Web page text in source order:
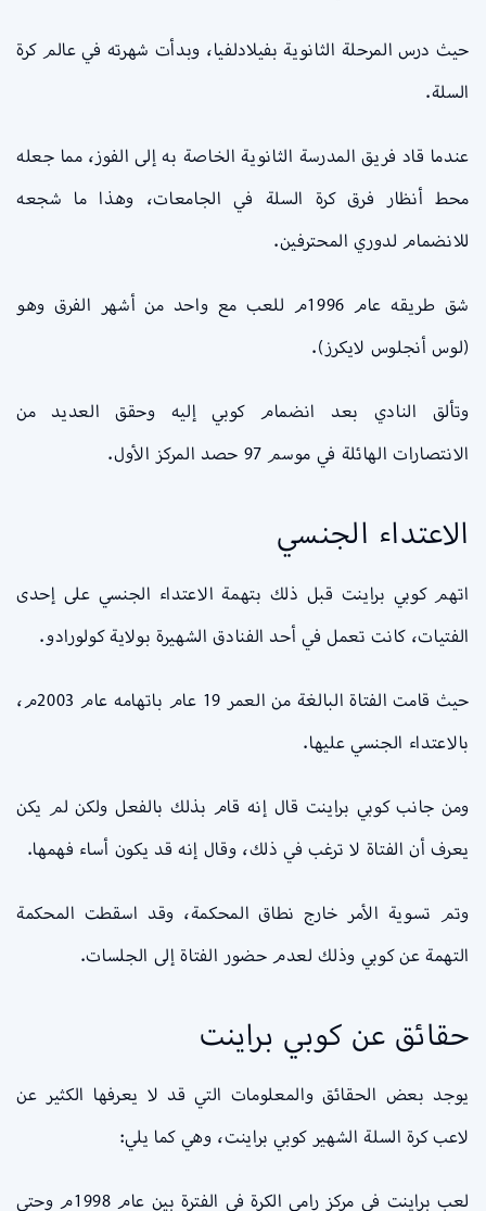
حيث درس المرحلة الثانوية بفيلادلفيا، وبدأت شهرته في عالم كرة
السلة.
عندما قاد فريق المدرسة الثانوية الخاصة به إلى الفوز، مما جعله
محط أنظار فرق كرة السلة في الجامعات، وهذا ما شجعه
للانضمام لدوري المحترفين.
شق طريقه عام 1996م للعب مع واحد من أشهر الفرق وهو
(لوس أنجلوس لايكرز).
وتألق النادي بعد انضمام كوبي إليه وحقق العديد من
الانتصارات الهائلة في موسم 97 حصد المركز الأول.
الاعتداء الجنسي
اتهم كوبي براينت قبل ذلك بتهمة الاعتداء الجنسي على إحدى
الفتيات، كانت تعمل في أحد الفنادق الشهيرة بولاية كولورادو.
حيث قامت الفتاة البالغة من العمر 19 عام باتهامه عام 2003م،
بالاعتداء الجنسي عليها.
ومن جانب كوبي براينت قال إنه قام بذلك بالفعل ولكن لم يكن
يعرف أن الفتاة لا ترغب في ذلك، وقال إنه قد يكون أساء فهمها.
وتم تسوية الأمر خارج نطاق المحكمة، وقد اسقطت المحكمة
التهمة عن كوبي وذلك لعدم حضور الفتاة إلى الجلسات.
حقائق عن كوبي براينت
يوجد بعض الحقائق والمعلومات التي قد لا يعرفها الكثير عن
لاعب كرة السلة الشهير كوبي براينت، وهي كما يلي:
لعب براينت في مركز رامي الكرة في الفترة بين عام 1998م وحتى